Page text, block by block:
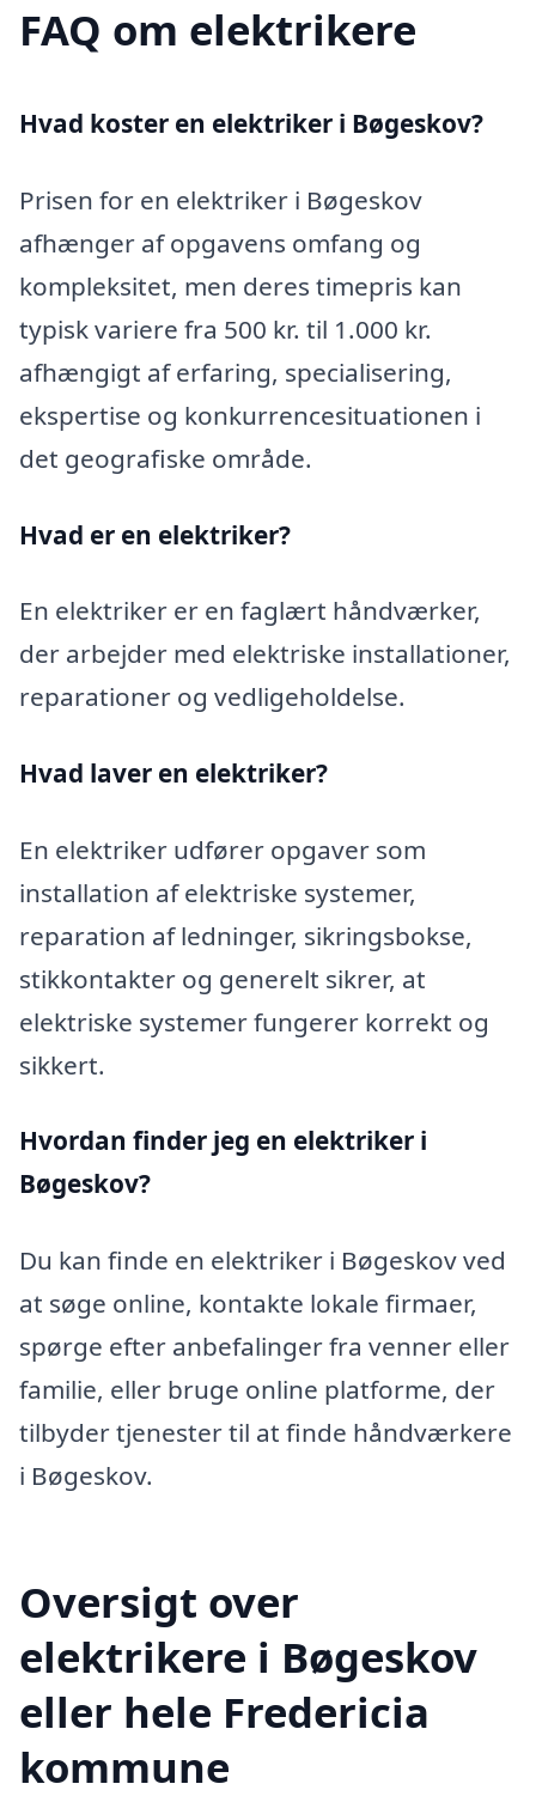
FAQ om elektrikere
Hvad koster en elektriker i Bøgeskov?
Prisen for en elektriker i Bøgeskov
afhænger af opgavens omfang og
kompleksitet, men deres timepris kan
typisk variere fra 500 kr. til 1.000 kr.
afhængigt af erfaring, specialisering,
ekspertise og konkurrencesituationen i
det geografiske område.
Hvad er en elektriker?
En elektriker er en faglært håndværker,
der arbejder med elektriske installationer,
reparationer og vedligeholdelse.
Hvad laver en elektriker?
En elektriker udfører opgaver som
installation af elektriske systemer,
reparation af ledninger, sikringsbokse,
stikkontakter og generelt sikrer, at
elektriske systemer fungerer korrekt og
sikkert.
Hvordan finder jeg en elektriker i
Bøgeskov?
Du kan finde en elektriker i Bøgeskov ved
at søge online, kontakte lokale firmaer,
spørge efter anbefalinger fra venner eller
familie, eller bruge online platforme, der
tilbyder tjenester til at finde håndværkere
i Bøgeskov.
Oversigt over
elektrikere i Bøgeskov
eller hele Fredericia
kommune